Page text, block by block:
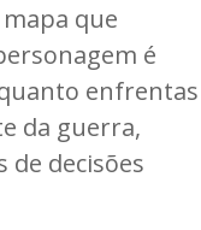
que
é
enfrentas
da guerra,
decisões